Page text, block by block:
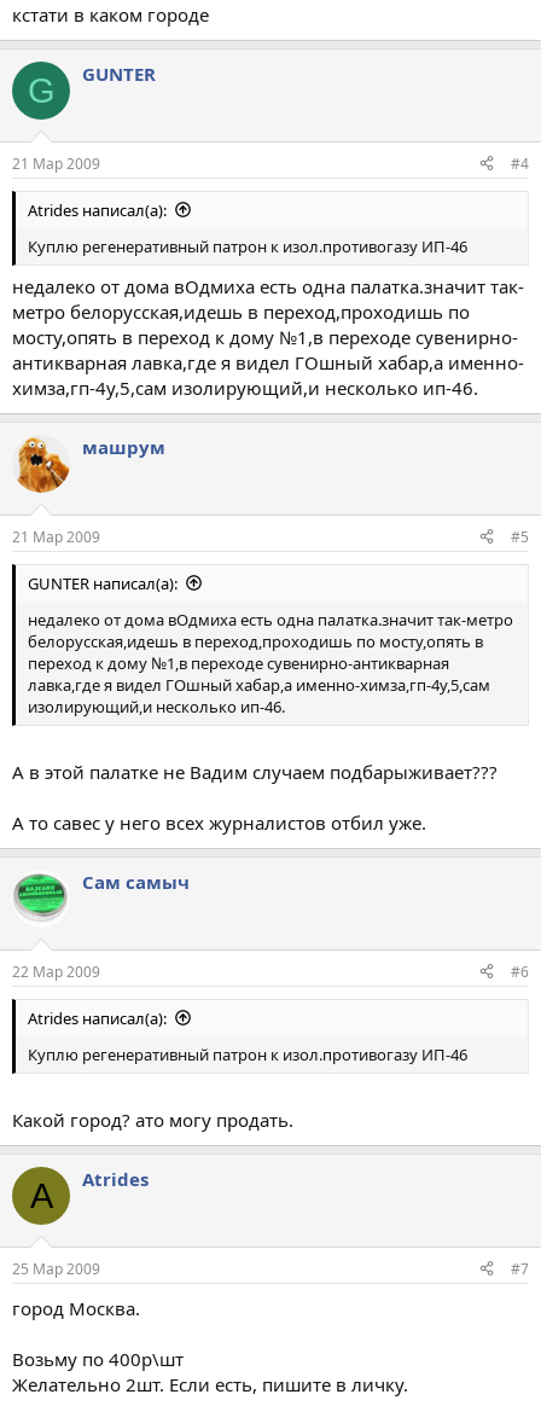
кстати в каком городе
G GUNTER
21 Мар 2009 #4
Atrides написал(а):
Куплю регенеративный патрон к изол.противогазу ИП-46
недалеко от дома вОдмиха есть одна палатка.значит так-
метро белорусская,идешь в переход,проходишь по
мосту,опять в переход к дому №1,в переходе сувенирно-
антикварная лавка,где я видел ГОшный хабар,а именно-
химза,гп-4у,5,сам изолирующий,и несколько ип-46.
машрум
21 Мар 2009 #5
GUNTER написал(а):
недалеко от дома вОдмиха есть одна палатка.значит так-метро
белорусская,идешь в переход,проходишь по мосту,опять в
переход к дому №1,в переходе сувенирно-антикварная
лавка,где я видел ГОшный хабар,а именно-химза,гп-4у,5,сам
изолирующий,и несколько ип-46.
А в этой палатке не Вадим случаем подбарыживает???
А то савес у него всех журналистов отбил уже.
Сам самыч
22 Мар 2009 #6
Atrides написал(а):
Куплю регенеративный патрон к изол.противогазу ИП-46
Какой город? ато могу продать.
A Atrides
25 Мар 2009 #7
город Москва.
Возьму по 400р\шт
Желательно 2шт. Если есть, пишите в личку.